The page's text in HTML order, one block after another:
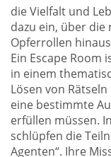
die Vielfalt und
dazu ein, über
Opferrollen
Ein Escape Room
in einem
Lösen von
eine bestimmte
erfüllen müssen.
schlüpfen die
Agenten“. Ihre